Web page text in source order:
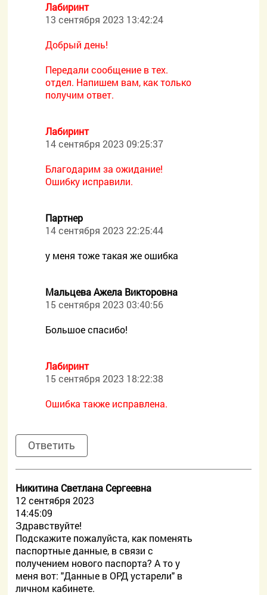
Лабиринт
13 сентября 2023 13:42:24
Добрый день!
Передали сообщение в тех.
отдел. Напишем вам, как только
получим ответ.
Лабиринт
14 сентября 2023 09:25:37
Благодарим за ожидание!
Ошибку исправили.
Партнер
14 сентября 2023 22:25:44
у меня тоже такая же ошибка
Мальцева Ажела Викторовна
15 сентября 2023 03:40:56
Большое спасибо!
Лабиринт
15 сентября 2023 18:22:38
Ошибка также исправлена.
Ответить
Никитина Светлана Сергеевна
12 сентября 2023
14:45:09
Здравствуйте!
Подскажите пожалуйста, как поменять
паспортные данные, в связи с
получением нового паспорта? А то у
меня вот: "Данные в ОРД устарели" в
личном кабинете.